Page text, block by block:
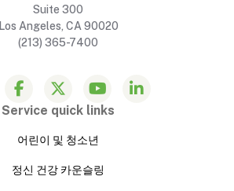
Suite 300
Los Angeles, CA 90020
(213) 365-7400
Service quick links
어린이 및 청소년
정신 건강 카운슬링